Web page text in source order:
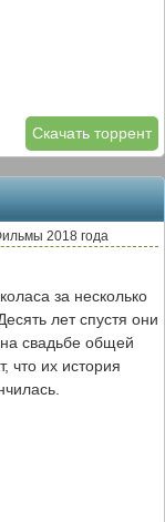
Скачать торрент
2018 года
за несколько
лет спустя они
свадьбе общей
что их история